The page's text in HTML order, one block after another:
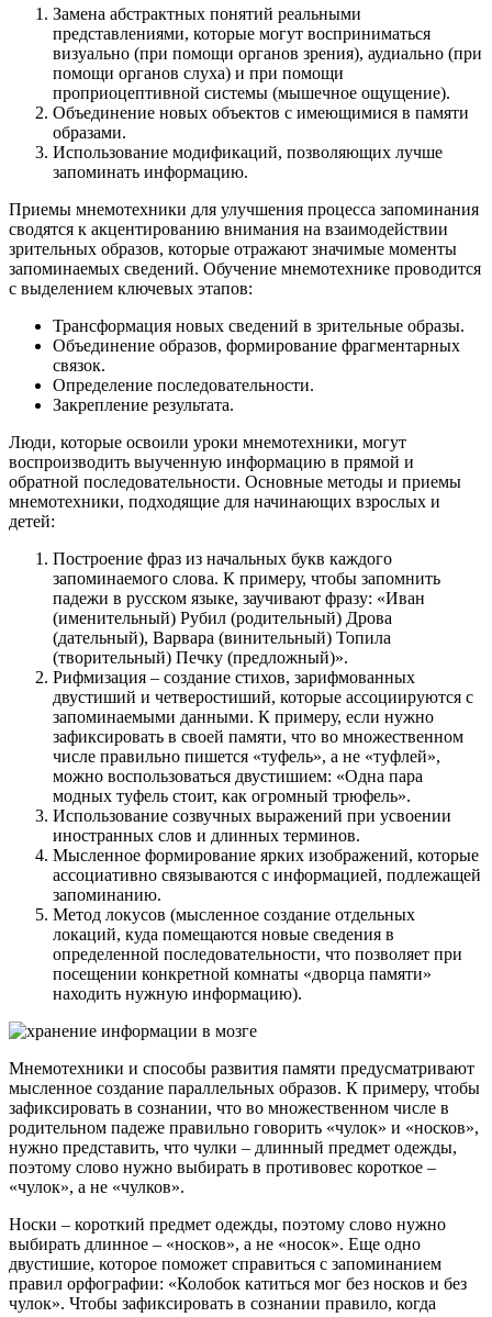
Замена абстрактных понятий реальными
представлениями, которые могут восприниматься
визуально (при помощи органов зрения), аудиально (при
помощи органов слуха) и при помощи
проприоцептивной системы (мышечное ощущение).
Объединение новых объектов с имеющимися в памяти
образами.
Использование модификаций, позволяющих лучше
запоминать информацию.
Приемы мнемотехники для улучшения процесса запоминания
сводятся к акцентированию внимания на взаимодействии
зрительных образов, которые отражают значимые моменты
запоминаемых сведений. Обучение мнемотехнике проводится
с выделением ключевых этапов:
Трансформация новых сведений в зрительные образы.
Объединение образов, формирование фрагментарных
связок.
Определение последовательности.
Закрепление результата.
Люди, которые освоили уроки мнемотехники, могут
воспроизводить выученную информацию в прямой и
обратной последовательности. Основные методы и приемы
мнемотехники, подходящие для начинающих взрослых и
детей:
Построение фраз из начальных букв каждого
запоминаемого слова. К примеру, чтобы запомнить
падежи в русском языке, заучивают фразу: «Иван
(именительный) Рубил (родительный) Дрова
(дательный), Варвара (винительный) Топила
(творительный) Печку (предложный)».
Рифмизация – создание стихов, зарифмованных
двустиший и четверостиший, которые ассоциируются с
запоминаемыми данными. К примеру, если нужно
зафиксировать в своей памяти, что во множественном
числе правильно пишется «туфель», а не «туфлей»,
можно воспользоваться двустишием: «Одна пара
модных туфель стоит, как огромный трюфель».
Использование созвучных выражений при усвоении
иностранных слов и длинных терминов.
Мысленное формирование ярких изображений, которые
ассоциативно связываются с информацией, подлежащей
запоминанию.
Метод локусов (мысленное создание отдельных
локаций, куда помещаются новые сведения в
определенной последовательности, что позволяет при
посещении конкретной комнаты «дворца памяти»
находить нужную информацию).
Мнемотехники и способы развития памяти предусматривают
мысленное создание параллельных образов. К примеру, чтобы
зафиксировать в сознании, что во множественном числе в
родительном падеже правильно говорить «чулок» и «носков»,
нужно представить, что чулки – длинный предмет одежды,
поэтому слово нужно выбирать в противовес короткое –
«чулок», а не «чулков».
Носки – короткий предмет одежды, поэтому слово нужно
выбирать длинное – «носков», а не «носок». Еще одно
двустишие, которое поможет справиться с запоминанием
правил орфографии: «Колобок катиться мог без носков и без
чулок». Чтобы зафиксировать в сознании правило, когда